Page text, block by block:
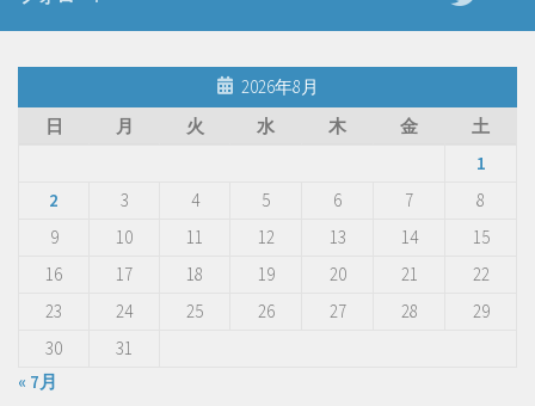
2026年8月
日
月 火 水 木 金
土
1
2
3 4 5 6 7
8
9
10 11 12 13 14
15
16
17 18 19 20 21
22
23
24 25 26 27 28
29
30
31
« 7月